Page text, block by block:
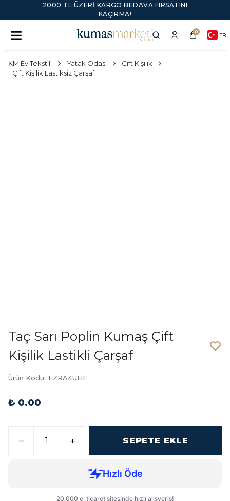
2000 TL ÜZERI KARGO BEDAVA FIRSATINI
KAÇIRMA!
0 TR
KM Ev Tekstili Yatak Odası
Çift Kişilik
Çift Kişilik Lastiksiz Çarşaf
Taç Sarı Poplin Kumaş Çift
Kişilik Lastikli Çarşaf
Ürün Kodu: FZRA4UHF
₺ 0.00
SEPETE EKLE